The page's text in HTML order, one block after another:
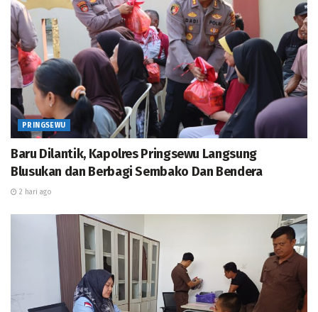
Istri Siri ke Kejari Pringsewu
Empat Perguruan Tinggi Teken MoU dengan PWI
Pringsewu, Perkuat Kompetensi Jurnalistik dan Literasi
Media
Pendidikan Politik bagi Pemilih Pemula Disosialisasikan di
SMKN 1 Gadingrejo
Drumband dan Pramuka dari para santri madrasah,
serta pemberian penghargaan kepada sejumlah
pegawai berprestasi dan purnabakti yang diserahkan
oleh Bupati Pringsewu didampingi Ketua DPRD, Kepala
Kemenag dan Ketua Pengadilan Agama Pringsewu,
PRINGSEWU
Baru Dilantik, Kapolres Pringsewu Langsung
Blusukan dan Berbagi Sembako Dan Bendera
2 hari ago